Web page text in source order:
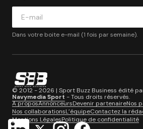
Dans votre boite e-mail (1 fois par semaine).
© 2012 - 2026 | Sport Buzz Business édité
Navymedia Sport - Tous droits réservés.
A proposAnnonceursDevenir partenaireNos
Nos collaborationsL’équipeContactez la
Mentions LégalesPolitique de confidentialité